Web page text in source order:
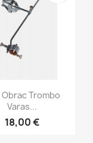
Vista rápida
Trombo
Varas...
18,00 €